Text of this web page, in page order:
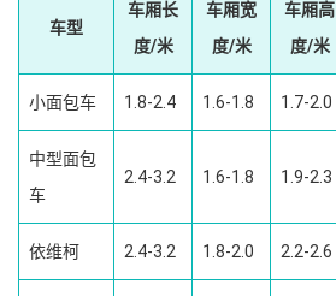
车型
车厢长
度/米
车厢宽
度/米
车厢高
度/米
小面包车 1.8-2.4 1.6-1.8 1.7-2.0
中型面包
车
2.4-3.2 1.6-1.8 1.9-2.3
依维柯 2.4-3.2 1.8-2.0 2.2-2.6